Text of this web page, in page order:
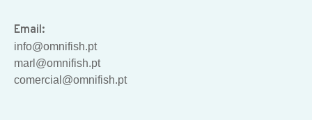
Email:
info@omnifish.pt
marl@omnifish.pt
comercial@omnifish.pt